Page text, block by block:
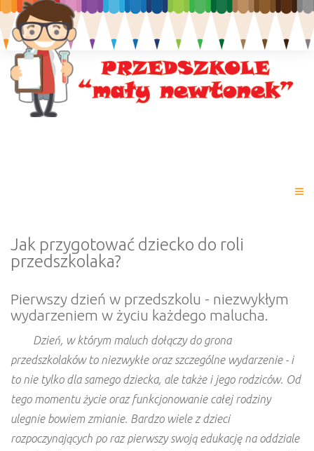
Jak przygotować dziecko do roli
przedszkolaka?
Pierwszy dzień w przedszkolu - niezwykłym
wydarzeniem w życiu każdego malucha.
Dzień, w którym maluch dołączy do grona
przedszkolaków to niezwykłe oraz szczególne wydarzenie - i
to nie tylko dla samego dziecka, ale także i jego rodziców. Od
tego momentu życie oraz funkcjonowanie całej rodziny
ulegnie bowiem zmianie. Bardzo wiele z dzieci
rozpoczynających po raz pierwszy swoją edukację na oddziale